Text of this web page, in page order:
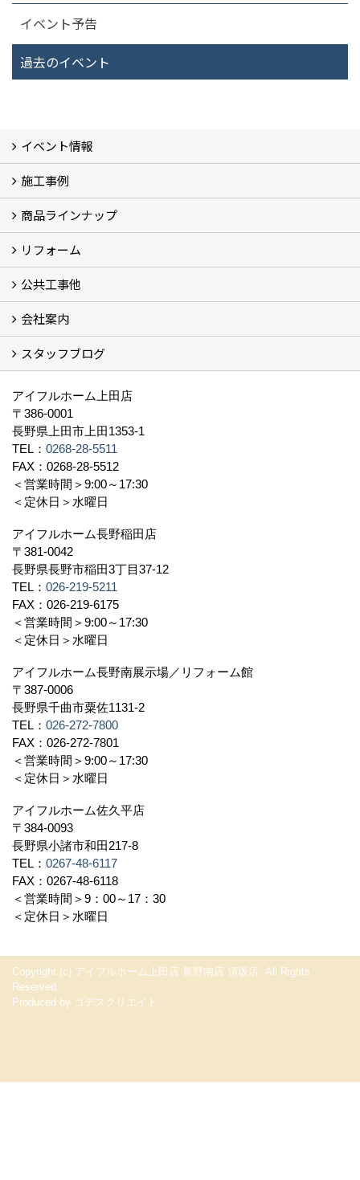
イベント予告
過去のイベント
イベント情報
イベント予告
過去のイベント
施工事例
フォトギャラリー
モデルハウス (7)
現場レポート
完工事例
お客様の声
商品ラインナップ
商品ラインアップ一覧
FAVO（フェイボ）【自由設計】
Lodina（ロディナ）【規格住宅】
全館空調システム
リフォーム
コンセプト (2)
選ばれる理由
施工実例（フォトギャラリー）
公共工事他
建築工事 実績
土木工事 実績
一般建築(別荘)
公共工事部スタッフ紹介
会社案内
社長挨拶
会社概要
採用情報
アクセス
スタッフ紹介
スタッフブログ
資格取得一覧
プライバシーポリシー
地域貢献 (3)
スタッフブログ
アイフルホーム上田店
〒386-0001
長野県上田市上田1353-1
TEL： 0268-28-5511
FAX：0268-28-5512
＜営業時間＞9:00～17:30
＜定休日＞水曜日
アイフルホーム長野稲田店
〒381-0042
長野県長野市稲田3丁目37-12
TEL： 026-219-5211
FAX：026-219-6175
＜営業時間＞9:00～17:30
＜定休日＞水曜日
アイフルホーム長野南展示場／リフォーム館
〒387-0006
長野県千曲市粟佐1131-2
TEL： 026-272-7800
FAX：026-272-7801
＜営業時間＞9:00～17:30
＜定休日＞水曜日
アイフルホーム佐久平店
〒384-0093
長野県小諸市和田217-8
TEL： 0267-48-6117
FAX：0267-48-6118
＜営業時間＞9：00～17：30
＜定休日＞水曜日
Copyright (c) アイフルホーム上田店 長野南店 須坂店. All Rights
Reserved.
Produced by ゴデスクリエイト